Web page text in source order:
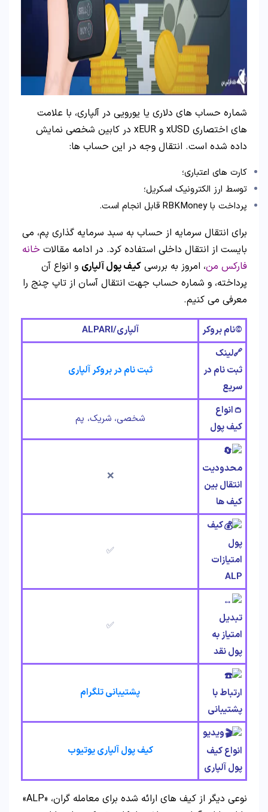
شماره حساب های دلاری یا یورویی در آلپاری، با علامت
های اختصاری xUSD و xEUR در کابین شخصی نمایش
داده شده است. انتقال وجه در این حساب ها:
کارت های اعتباری؛
توسط ارز الکترونیک اسکریل؛
پرداخت با RBKMoney قابل انجام است.
برای انتقال سرمایه از حساب به سبد سرمایه گذاری پم، می
بایست از انتقال داخلی استفاده کرد. در ادامه مقالات خانه
فارکس من، امروز به بررسی کیف پول آلپاری و انواع آن
پرداخته، و شماره حساب جهت انتقال آسان از تاپ چنج را
معرفی می کنیم.
©️نام بروکر
آلپاری/ALPARI
🔗لینک
ثبت نام در
سریع
ثبت نام در بروکر آلپاری
👛انواع
کیف پول
شخصی، شریک، پم
محدودیت
انتقال بین
کیف ها
❌
کیف
پول
امتیازات
ALP
✅
تبدیل
امتیاز به
پول نقد
✅
ارتباط با
پشتیبانی
پشتیبانی تلگرام
ویدیو
انواع کیف
پول آلپاری
کیف پول آلپاری یوتیوب
نوعی دیگر از کیف های ارائه شده برای معامله گران، «ALP»